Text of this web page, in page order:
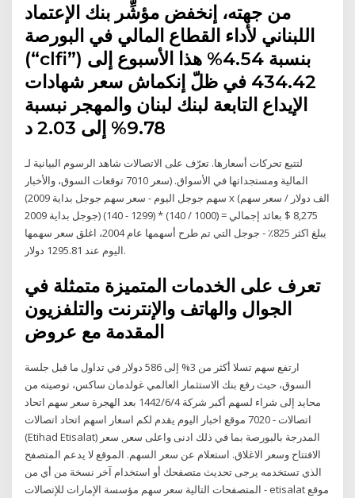
من جهته، إنخفض مؤشِّر بنك الإعتماد
اللبناني لأداء القطاع المالي في البورصة
(“clfi”) بنسبة 4.54% هذا الأسبوع إلى
434.42 في ظلّ إنكماش سعر شهادات
الإيداع التابعة لبنك لبنان والمهجر نبسبة
9.78% إلى 2.03 د
شاهد الرسوم البيانية لـ ‎الاتصالات‎ لتتبع تحركات أسعارها. تعرّف على
توقعات السوق، والأخبار ‎7010‎ المالية ومستجداتها في الأسواق. (سعر
سهم جوجل اليوم - سعر سهم جوجل بداية 2009) x (الف دولار / سعر سهم
جوجل بداية 2009) (1299 - 140) * (1000 / 140) = 8,275 $ بعائد إجمالي
يبلغ اكثر 825٪ - جوجل التي تم طرح أسهمها عام 2004، اغلق سعر سهمها
اليوم عند 1295.81 دولار.
تعرف على الخدمات المتميزة متمثلة في
الجوال والهاتف والإنترنت والتلفزيون
المقدمة مع عروض
ارتفع سهم تسلا أكثر من 3% إلى 586 دولار في تداول ما قبل جلسة
السوق، حيث رفع بنك الاستثمار العالمي غولدمان ساكس، توصيته من
محايد إلى شراء لسهم أكبر شركة 4‏‏/6‏‏/1442 بعد الهجرة سعر سهم اتحاد
اتصالات - 7020 موقع اخبار اليوم يقدم لكم اسعار اسهم اتحاد اتصالات
(Etihad Etisalat) المدرجة بالبورصة بما في ذلك ادنى واعلى سعر, سعر
الافتتاح وسعر الاغلاق. استعلام عن سعر السهم. الموقع لا يدعم المتصفح
الذي تستخدمه يرجى تحديث متصفحك أو استخدام آخر نسخة من أي من
المتصفحات التالية سعر سهم مؤسسة الإمارات للإتصالات - etisalat موقع